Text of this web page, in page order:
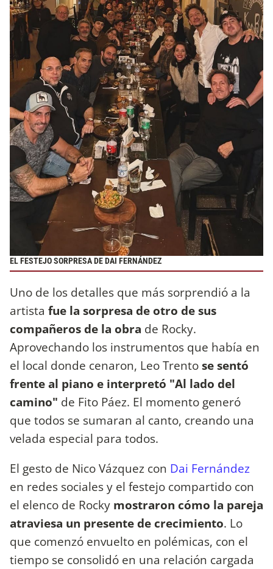
EL FESTEJO SORPRESA DE DAI FERNÁNDEZ
Uno de los detalles que más sorprendió a la
artista fue la sorpresa de otro de sus
compañeros de la obra de Rocky.
Aprovechando los instrumentos que había en
el local donde cenaron, Leo Trentose sentó
frente al piano e interpretó "Al lado del
camino" de Fito Páez. El momento generó
que todos se sumaran al canto, creando una
velada especial para todos.
El gesto de Nico Vázquez con Dai Fernández
en redes sociales y el festejo compartido con
el elenco de Rocky mostraron cómo la pareja
atraviesa un presente de crecimiento. Lo
que comenzó envuelto en polémicas, con el
tiempo se consolidó en una relación cargada